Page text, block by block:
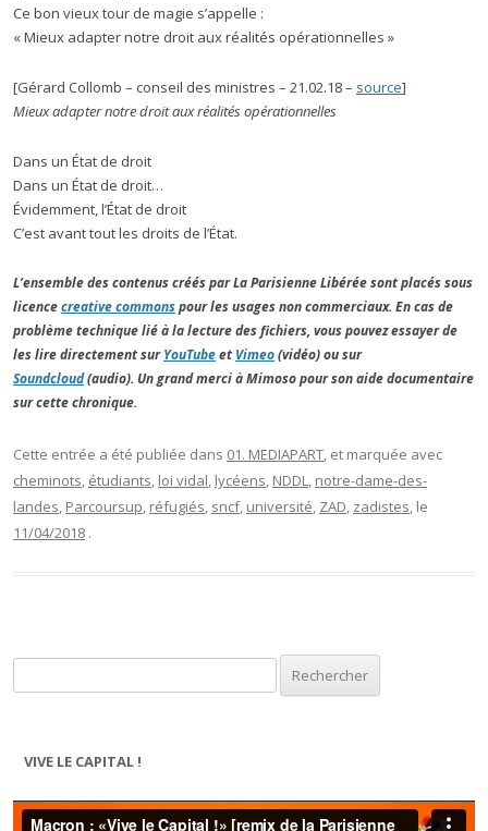
Ce bon vieux tour de magie s’appelle :
« Mieux adapter notre droit aux réalités opérationnelles »
[Gérard Collomb – conseil des ministres – 21.02.18 – source]
Mieux adapter notre droit aux réalités opérationnelles
Dans un État de droit
Dans un État de droit…
Évidemment, l’État de droit
C’est avant tout les droits de l’État.
L’ensemble des contenus créés par La Parisienne Libérée sont placés sous
licencecreative commonspour les usages non commerciaux. En cas de
problème technique lié à la lecture des fichiers, vous pouvez essayer de
les lire directement surYouTubeet Vimeo(vidéo) ou sur
Soundcloud(audio). Un grand merci à Mimoso pour son aide documentaire
sur cette chronique.
Cette entrée a été publiée dans 01. MEDIAPART, et marquée avec
cheminots, étudiants, loi vidal, lycéens, NDDL, notre-dame-des-
landes, Parcoursup, réfugiés, sncf, université, ZAD, zadistes, le
11/04/2018 .
VIVE LE CAPITAL !
Lecteur
vidéo